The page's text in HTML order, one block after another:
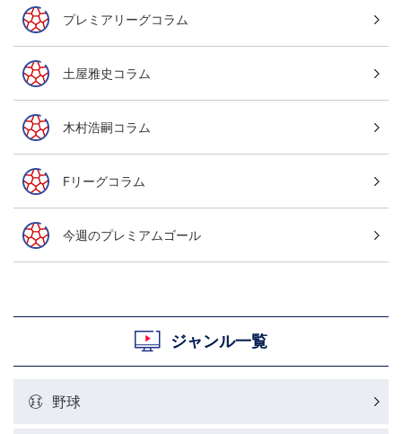
プレミアリーグコラム
土屋雅史コラム
木村浩嗣コラム
Fリーグコラム
今週のプレミアムゴール
ジャンル一覧
野球